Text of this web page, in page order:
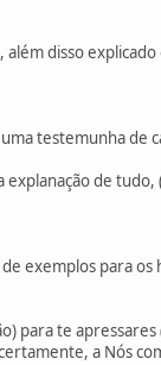
disso
testemunha
de
exemplos para
para te
a Nós